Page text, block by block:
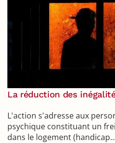
La réduction des
L'action s'adresse aux
psychique constituant un
dans le logement